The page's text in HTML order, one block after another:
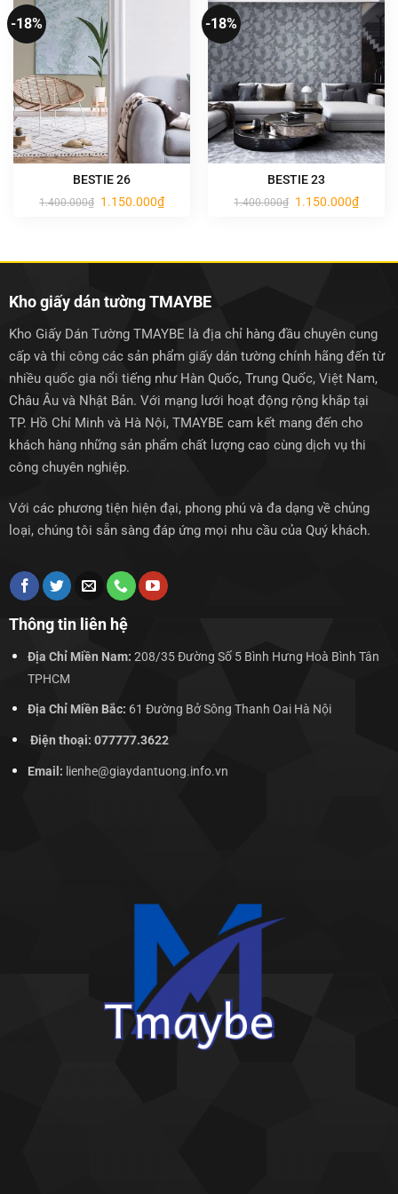
-18%
BESTIE 26
1.400.000₫ Giá
1.150.000₫Giá
hiện
-18%
BESTIE 23
1.400.000₫ Giá
1.150.000₫Giá
hiện
Kho giấy dán tường TMAYBE
Kho Giấy Dán Tường TMAYBE là địa chỉ hàng đầu chuyên cung
cấp và thi công các sản phẩm giấy dán tường chính hãng đến từ
nhiều quốc gia nổi tiếng như Hàn Quốc, Trung Quốc, Việt Nam,
Châu Âu và Nhật Bản. Với mạng lưới hoạt động rộng khắp tại
TP. Hồ Chí Minh và Hà Nội, TMAYBE cam kết mang đến cho
khách hàng những sản phẩm chất lượng cao cùng dịch vụ thi
công chuyên nghiệp.
Với các phương tiện hiện đại, phong phú và đa dạng về chủng
loại, chúng tôi sẵn sàng đáp ứng mọi nhu cầu của Quý khách.
Thông tin liên hệ
Địa Chỉ Miền Nam: 208/35 Đường Số 5 Bình Hưng Hoà Bình Tân
TPHCM
Địa Chỉ Miền Bắc: 61 Đường Bở Sông Thanh Oai Hà Nội
Điện thoại: 077777.3622
Email: lienhe@giaydantuong.info.vn